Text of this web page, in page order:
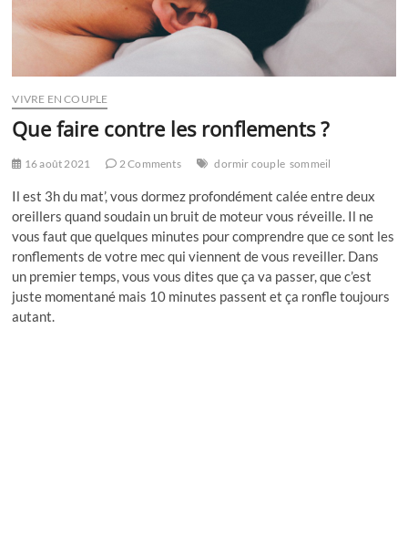
VIVRE EN COUPLE
Que faire contre les ronflements ?
16 août 2021 2 Comments dormir couple sommeil
Il est 3h du mat’, vous dormez profondément calée entre deux
oreillers quand soudain un bruit de moteur vous réveille. Il ne
vous faut que quelques minutes pour comprendre que ce sont les
ronflements de votre mec qui viennent de vous reveiller. Dans
un premier temps, vous vous dites que ça va passer, que c’est
juste momentané mais 10 minutes passent et ça ronfle toujours
autant.